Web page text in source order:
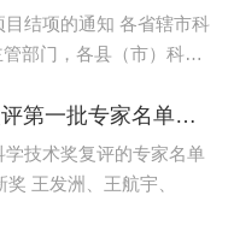
通知 各省辖市科
部门，各县（市）科技
2023年度湖北省科学技术奖复评第一批专家名单公布
技术奖复评的专家名单
（按姓氏笔画排名）。 青年科技创新奖 王发洲、王航宇、